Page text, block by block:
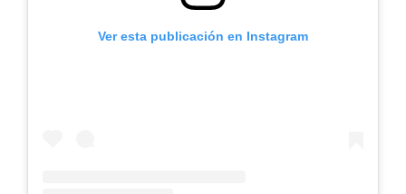
Ver esta publicación en Instagram